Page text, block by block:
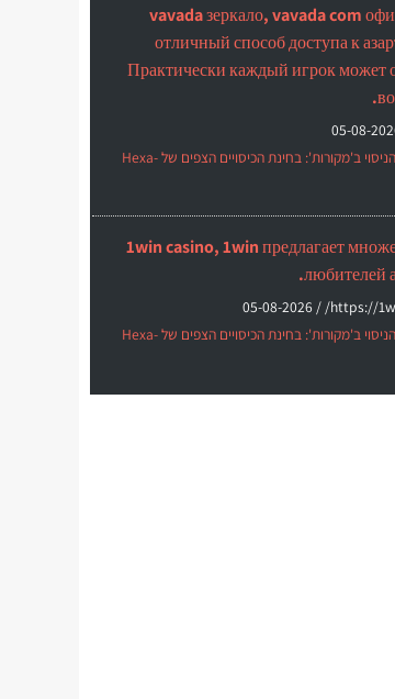
vavada зеркало, vavada com
отличный способ доступа к
Практически каждый игрок может
05-08-
סיכום הניסוי ב'מקורות': בחינת הכיסויים הצפים של Hexa-
1win casino, 1win предлагает
любителей
https://
05-08-2026
סיכום הניסוי ב'מקורות': בחינת הכיסויים הצפים של Hexa-